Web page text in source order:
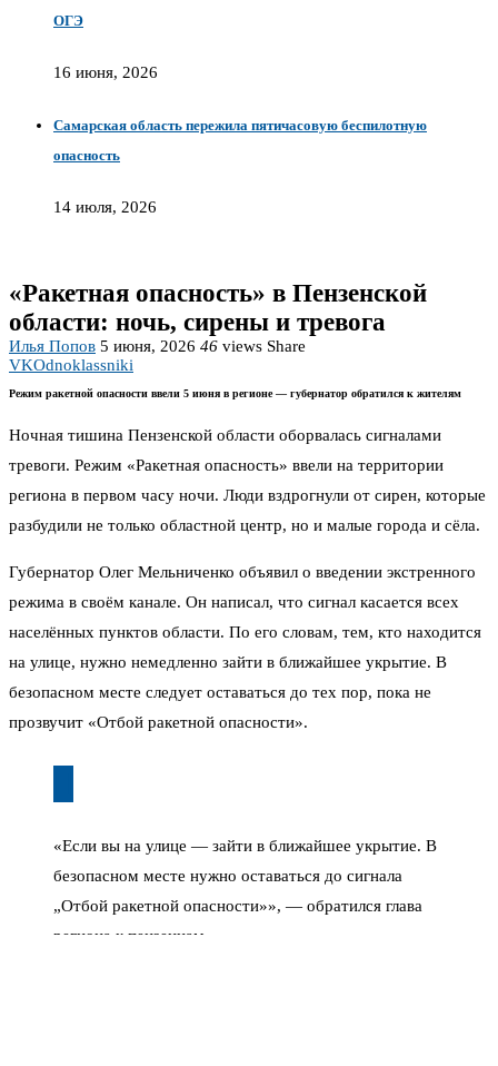
ОГЭ
16 июня, 2026
Самарская область пережила пятичасовую беспилотную
опасность
14 июля, 2026
«Ракетная опасность» в Пензенской
области: ночь, сирены и тревога
Илья Попов 5 июня, 2026 46 views Share
VKOdnoklassniki
Режим ракетной опасности ввели 5 июня в регионе — губернатор обратился к жителям
Ночная тишина Пензенской области оборвалась сигналами
тревоги. Режим «Ракетная опасность» ввели на территории
региона в первом часу ночи. Люди вздрогнули от сирен, которые
разбудили не только областной центр, но и малые города и сёла.
Губернатор Олег Мельниченко объявил о введении экстренного
режима в своём канале. Он написал, что сигнал касается всех
населённых пунктов области. По его словам, тем, кто находится
на улице, нужно немедленно зайти в ближайшее укрытие. В
безопасном месте следует оставаться до тех пор, пока не
прозвучит «Отбой ракетной опасности».
«Если вы на улице — зайти в ближайшее укрытие. В
безопасном месте нужно оставаться до сигнала
„Отбой ракетной опасности»», — обратился глава
региона к пензенцам.